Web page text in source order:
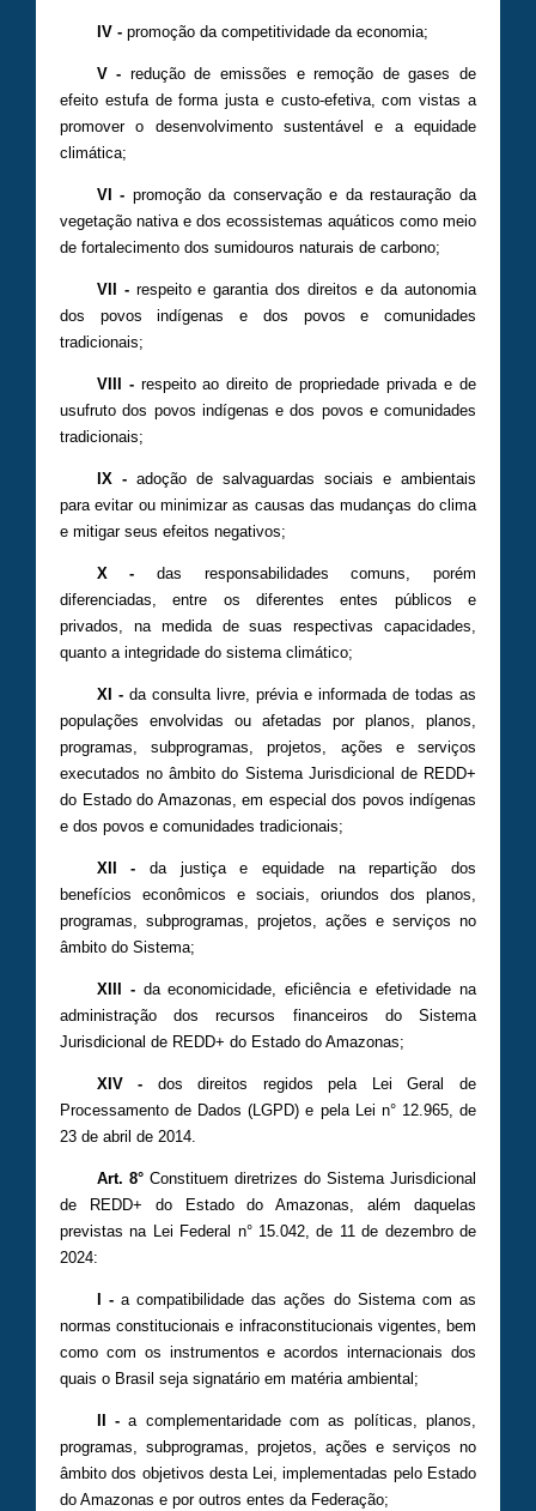
IV -promoção da competitividade da economia;
V - redução de emissões e remoção de gases de
efeito estufa de forma justa e custo-efetiva, com vistas a
promover o desenvolvimento sustentável e a equidade
climática;
VI - promoção da conservação e da restauração da
vegetação nativa e dos ecossistemas aquáticos como meio
de fortalecimento dos sumidouros naturais de carbono;
VII -respeito e garantia dos direitos e da autonomia
dos povos indígenas e dos povos e comunidades
tradicionais;
VIII -respeito ao direito de propriedade privada e de
usufruto dos povos indígenas e dos povos e comunidades
tradicionais;
IX -adoção de salvaguardas sociais e ambientais
para evitar ou minimizar as causas das mudanças do clima
e mitigar seus efeitos negativos;
X - das responsabilidades comuns, porém
diferenciadas, entre os diferentes entes públicos e
privados, na medida de suas respectivas capacidades,
quanto a integridade do sistema climático;
XI -da consulta livre, prévia e informada de todas as
populações envolvidas ou afetadas por planos, planos,
programas, subprogramas, projetos, ações e serviços
executados no âmbito do Sistema Jurisdicional de REDD+
do Estado do Amazonas, em especial dos povos indígenas
e dos povos e comunidades tradicionais;
XII - da justiça e equidade na repartição dos
benefícios econômicos e sociais, oriundos dos planos,
programas, subprogramas, projetos, ações e serviços no
âmbito do Sistema;
XIII -da economicidade, eficiência e efetividade na
administração dos recursos financeiros do Sistema
Jurisdicional de REDD+ do Estado do Amazonas;
XIV - dos direitos regidos pela Lei Geral de
Processamento de Dados (LGPD) e pela Lei n° 12.965, de
23 de abril de 2014.
Art. 8°Constituem diretrizes do Sistema Jurisdicional
de REDD+ do Estado do Amazonas, além daquelas
previstas na Lei Federal n° 15.042, de 11 de dezembro de
2024:
I -a compatibilidade das ações do Sistema com as
normas constitucionais e infraconstitucionais vigentes, bem
como com os instrumentos e acordos internacionais dos
quais o Brasil seja signatário em matéria ambiental;
II - a complementaridade com as políticas, planos,
programas, subprogramas, projetos, ações e serviços no
âmbito dos objetivos desta Lei, implementadas pelo Estado
do Amazonas e por outros entes da Federação;